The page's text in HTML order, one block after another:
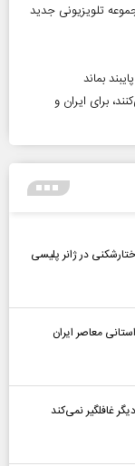
منحصر‌به‌فردی را از دست دادیم/ پخش ۲ مجموعه تلویزیونی جدید
بماند
برای ایران و
در ژانر پلیسی
معاصر ایران
غافلگیر نمی‌کند